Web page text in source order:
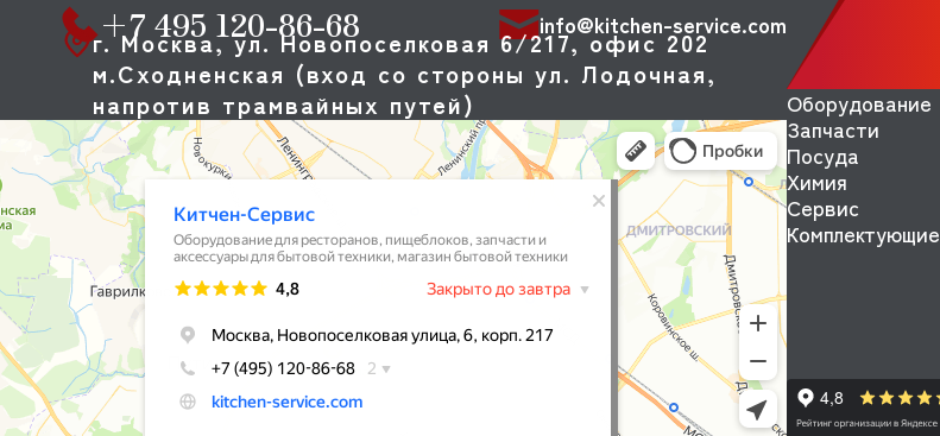
+7 495 120-86-68 info@kitchen-service.com
г. Москва, ул. Новопоселковая 6/217, офис 202
м.Сходненская (вход со стороны ул. Лодочная,
напротив трамвайных путей)
Оборудование
Запчасти
Посуда
Химия
Сервис
Комплектующие